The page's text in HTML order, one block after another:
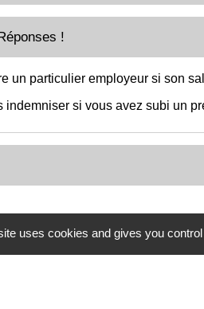
!
un particulier employeur si son
indemniser si vous avez subi un
uses cookies and gives you